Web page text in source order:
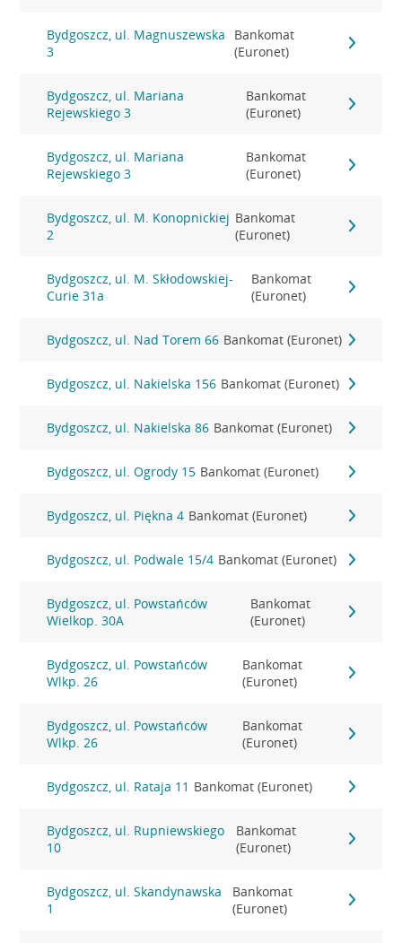
Bydgoszcz, ul. Magnuszewska
3
Bankomat
(Euronet)
Bydgoszcz, ul. Mariana
Rejewskiego 3
Bankomat
(Euronet)
Bydgoszcz, ul. Mariana
Rejewskiego 3
Bankomat
(Euronet)
Bydgoszcz, ul. M. Konopnickiej
2
Bankomat
(Euronet)
Bydgoszcz, ul. M. Skłodowskiej-
Curie 31a
Bankomat
(Euronet)
Bydgoszcz, ul. Nad Torem 66 Bankomat (Euronet)
Bydgoszcz, ul. Nakielska 156 Bankomat (Euronet)
Bydgoszcz, ul. Nakielska 86 Bankomat (Euronet)
Bydgoszcz, ul. Ogrody 15 Bankomat (Euronet)
Bydgoszcz, ul. Piękna 4 Bankomat (Euronet)
Bydgoszcz, ul. Podwale 15/4 Bankomat (Euronet)
Bydgoszcz, ul. Powstańców
Wielkop. 30A
Bankomat
(Euronet)
Bydgoszcz, ul. Powstańców
Wlkp. 26
Bankomat
(Euronet)
Bydgoszcz, ul. Powstańców
Wlkp. 26
Bankomat
(Euronet)
Bydgoszcz, ul. Rataja 11 Bankomat (Euronet)
Bydgoszcz, ul. Rupniewskiego
10
Bankomat
(Euronet)
Bydgoszcz, ul. Skandynawska
1
Bankomat
(Euronet)